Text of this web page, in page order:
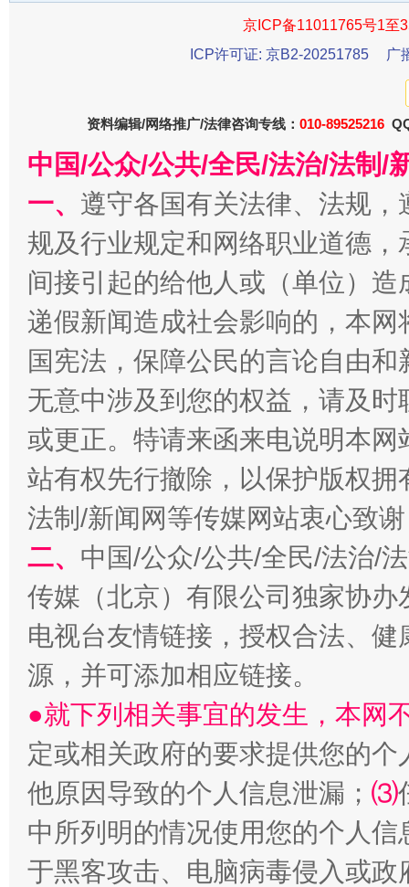
东山县通报“牛蛙产品抗生素超标问题” 法
千年窑火 生生不息
揭开“小金库”的免责幌子
受贿1.44亿！段成刚被判无期 从幼
京ICP备11011765号1至
ICP许可证: 京B2-20251785
广
资料编辑/网络推广/法律咨询专线： 010-89525216
中国/公众/公共/全民/法治/法制/
一、 遵守各国有关法律、法规
规及行业规定和网络职业道德
间接引起的给他人或（单位）
递假新闻造成社会影响的，本
国宪法，保障公民的言论自由
无意中涉及到您的权益，请及
或更正。特请来函来电说明本
站有权先行撤除，以保护版权
法制/新闻网等传媒网站衷心致
二、 中国/公众/公共/全民/法治/
传媒（北京）有限公司独家协
电视台友情链接，授权合法、
源，并可添加相应链接。
●就下列相关事宜的发生，本网
定或相关政府的要求提供您的个
他原因导致的个人信息泄漏； ⑶
中所列明的情况使用您的个人
于黑客攻击、电脑病毒侵入或